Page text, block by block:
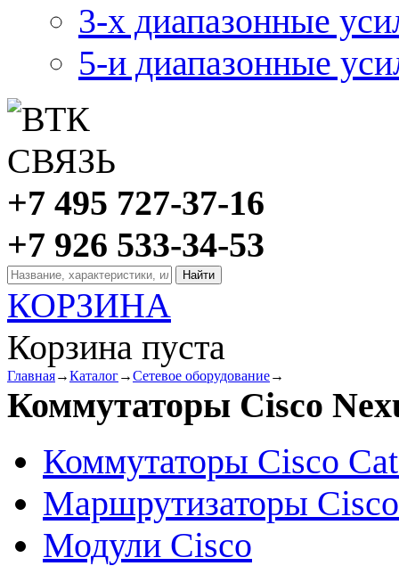
3-х диапазонные
5-и диапазонные
+7 495 727-37-16
+7 926 533-34-53
КОРЗИНА
Корзина пуста
Главная→Каталог→Сетевое оборудование→
Коммутаторы Cisco
Коммутаторы Cisco
Маршрутизаторы Cisco
Модули Cisco